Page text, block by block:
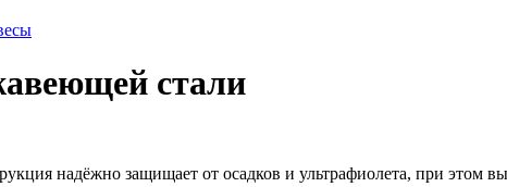
стали
надёжно защищает от осадков и ультрафиолета, при этом